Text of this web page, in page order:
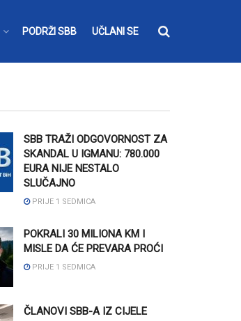
PODRŽI SBB UČLANI SE
SBB TRAŽI ODGOVORNOST ZA
SKANDAL U IGMANU: 780.000
EURA NIJE NESTALO
SLUČAJNO
PRIJE 1 SEDMICA
POKRALI 30 MILIONA KM I
MISLE DA ĆE PREVARA PROĆI
PRIJE 1 SEDMICA
ČLANOVI SBB-A IZ CIJELE